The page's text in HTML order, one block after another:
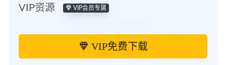
VIP资源 VIP会员专属
VIP免费下载